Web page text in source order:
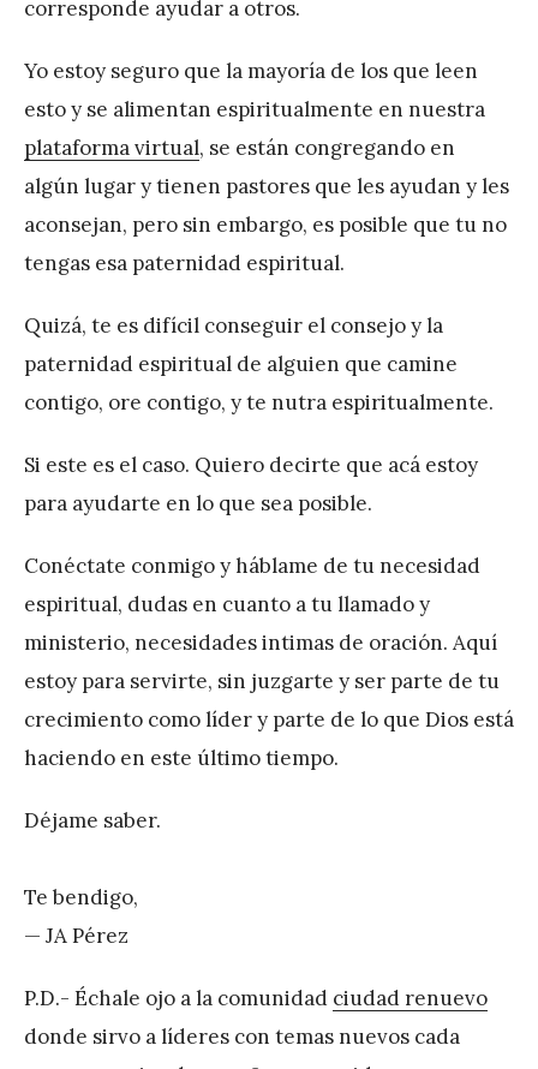
corresponde ayudar a otros.
Yo estoy seguro que la mayoría de los que leen
esto y se alimentan espiritualmente en nuestra
plataforma virtual, se están congregando en
algún lugar y tienen pastores que les ayudan y les
aconsejan, pero sin embargo, es posible que tu no
tengas esa paternidad espiritual.
Quizá, te es difícil conseguir el consejo y la
paternidad espiritual de alguien que camine
contigo, ore contigo, y te nutra espiritualmente.
Si este es el caso. Quiero decirte que acá estoy
para ayudarte en lo que sea posible.
Conéctate conmigo y háblame de tu necesidad
espiritual, dudas en cuanto a tu llamado y
ministerio, necesidades intimas de oración. Aquí
estoy para servirte, sin juzgarte y ser parte de tu
crecimiento como líder y parte de lo que Dios está
haciendo en este último tiempo.
Déjame saber.
Te bendigo,
— JA Pérez
P.D.- Échale ojo a la comunidad ciudad renuevo
donde sirvo a líderes con temas nuevos cada